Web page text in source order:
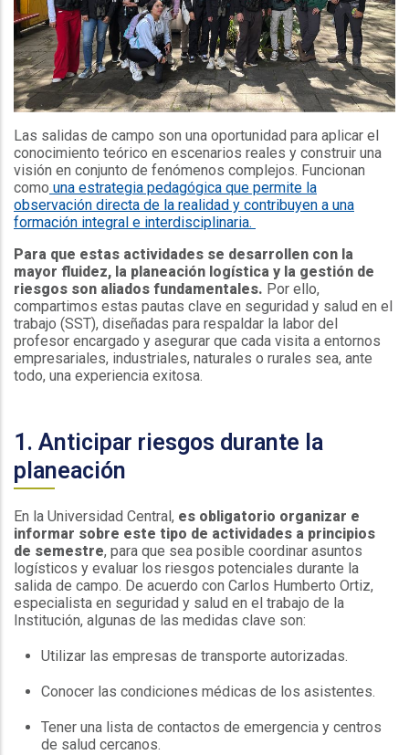
Las salidas de campo son una oportunidad para aplicar el
conocimiento teórico en escenarios reales y construir una
visión en conjunto de fenómenos complejos. Funcionan
como una estrategia pedagógica que permite la
observación directa de la realidad y contribuyen a una
formación integral e interdisciplinaria.
Para que estas actividades se desarrollen con la
mayor fluidez, la planeación logística y la gestión de
riesgos son aliados fundamentales. Por ello,
compartimos estas pautas clave en seguridad y salud en el
trabajo (SST), diseñadas para respaldar la labor del
profesor encargado y asegurar que cada visita a entornos
empresariales, industriales, naturales o rurales sea, ante
todo, una experiencia exitosa.
1. Anticipar riesgos durante la
planeación
En la Universidad Central, es obligatorio organizar e
informar sobre este tipo de actividades a principios
de semestre, para que sea posible coordinar asuntos
logísticos y evaluar los riesgos potenciales durante la
salida de campo. De acuerdo con Carlos Humberto Ortiz,
especialista en seguridad y salud en el trabajo de la
Institución, algunas de las medidas clave son:
Utilizar las empresas de transporte autorizadas.
Conocer las condiciones médicas de los asistentes.
Tener una lista de contactos de emergencia y centros
de salud cercanos.